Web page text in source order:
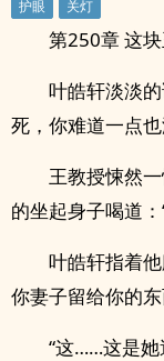
第250章 这
叶皓轩淡淡
死，你难道一点
王教授悚然
的坐起身子喝道
叶皓轩指着
你妻子留给你的
“这……这是她